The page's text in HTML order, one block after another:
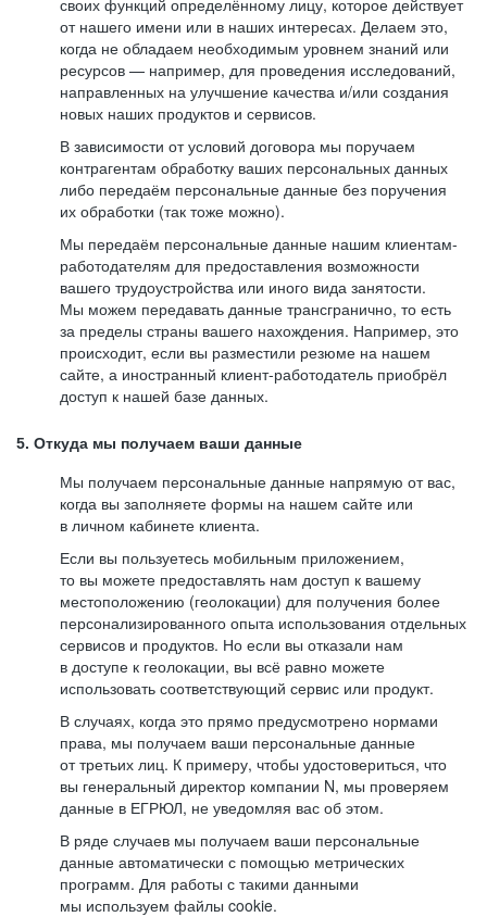
своих функций определённому лицу, которое действует
от нашего имени или в наших интересах. Делаем это,
когда не обладаем необходимым уровнем знаний или
ресурсов — например, для проведения исследований,
направленных на улучшение качества и/или создания
новых наших продуктов и сервисов.
В зависимости от условий договора мы поручаем
контрагентам обработку ваших персональных данных
либо передаём персональные данные без поручения
их обработки (так тоже можно).
Мы передаём персональные данные нашим клиентам-
работодателям для предоставления возможности
вашего трудоустройства или иного вида занятости.
Мы можем передавать данные трансгранично, то есть
за пределы страны вашего нахождения. Например, это
происходит, если вы разместили резюме на нашем
сайте, а иностранный клиент-работодатель приобрёл
доступ к нашей базе данных.
5. Откуда мы получаем ваши данные
Мы получаем персональные данные напрямую от вас,
когда вы заполняете формы на нашем сайте или
в личном кабинете клиента.
Если вы пользуетесь мобильным приложением,
то вы можете предоставлять нам доступ к вашему
местоположению (геолокации) для получения более
персонализированного опыта использования отдельных
сервисов и продуктов. Но если вы отказали нам
в доступе к геолокации, вы всё равно можете
использовать соответствующий сервис или продукт.
В случаях, когда это прямо предусмотрено нормами
права, мы получаем ваши персональные данные
от третьих лиц. К примеру, чтобы удостовериться, что
вы генеральный директор компании N, мы проверяем
данные в ЕГРЮЛ, не уведомляя вас об этом.
В ряде случаев мы получаем ваши персональные
данные автоматически с помощью метрических
программ. Для работы с такими данными
мы используем файлы cookie.